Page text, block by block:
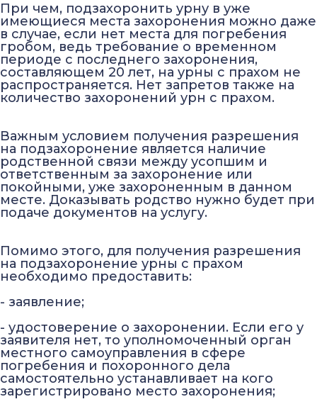
При чем, подзахоронить урну в уже
имеющиеся места захоронения можно даже
в случае, если нет места для погребения
гробом, ведь требование о временном
периоде с последнего захоронения,
составляющем 20 лет, на урны с прахом не
распространяется. Нет запретов также на
количество захоронений урн с прахом.
Важным условием получения разрешения
на подзахоронение является наличие
родственной связи между усопшим и
ответственным за захоронение или
покойными, уже захороненным в данном
месте. Доказывать родство нужно будет при
подаче документов на услугу.
Помимо этого, для получения разрешения
на подзахоронение урны с прахом
необходимо предоставить:
- заявление;
- удостоверение о захоронении. Если его у
заявителя нет, то уполномоченный орган
местного самоуправления в сфере
погребения и похоронного дела
самостоятельно устанавливает на кого
зарегистрировано место захоронения;